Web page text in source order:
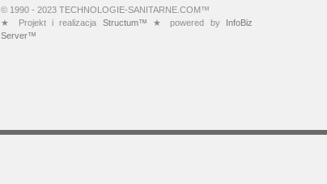
© 1990 - 2023 TECHNOLOGIE-SANITARNE.COM™
★ Projekt i realizacja Structum™ ★ powered byInfoBiz
Server™